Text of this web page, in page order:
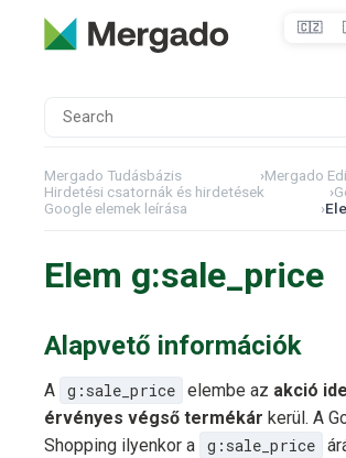
Mergado Tudásbázis ›Mergado
Hirdetési csatornák és hirdetések
›
Google elemek leírása
›
Elem g:sale_price
Alapvető információk
A g:sale_price elembe az akció
érvényes végső termékár kerül. A
Shopping ilyenkor a g:sale_price
🇨🇿